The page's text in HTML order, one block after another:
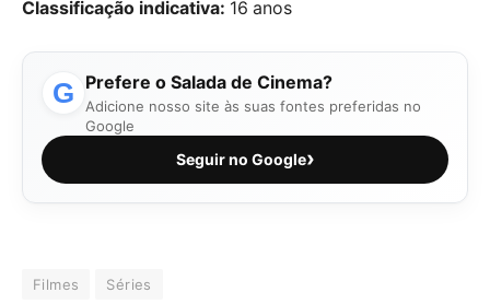
Classificação indicativa: 16 anos
G Prefere o Salada de Cinema?
Adicione nosso site às suas fontes preferidas no
Google
Seguir no Google›
Filmes Séries